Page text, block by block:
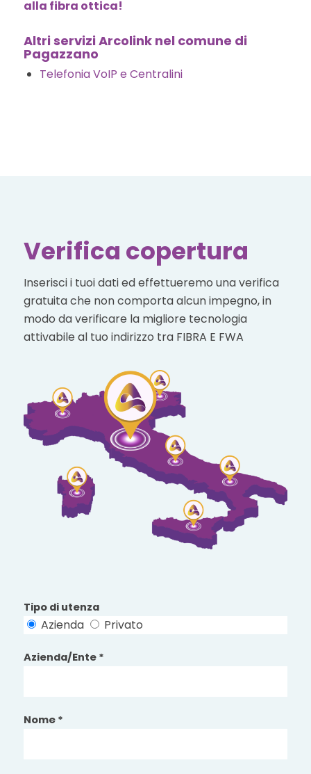
alla fibra ottica!
Altri servizi Arcolink nel comune di
Pagazzano
Telefonia VoIP e Centralini
Verifica copertura
Inserisci i tuoi dati ed effettueremo una verifica
gratuita che non comporta alcun impegno, in
modo da verificare la migliore tecnologia
attivabile al tuo indirizzo tra FIBRA E FWA
Tipo di utenza
Azienda Privato
Azienda/Ente *
Nome *